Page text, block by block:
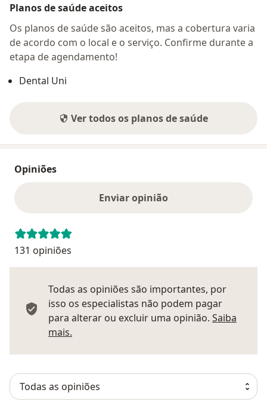
Planos de saúde aceitos
Os planos de saúde são aceitos, mas a cobertura varia
de acordo com o local e o serviço. Confirme durante a
etapa de agendamento!
Dental Uni
Ver todos os planos de saúde
Opiniões
Enviar opinião
131 opiniões
Todas as opiniões são importantes, por
isso os especialistas não podem pagar
para alterar ou excluir uma opinião. Saiba
mais.